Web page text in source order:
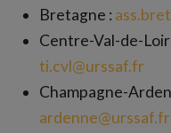
Bretagne :
Centre-Val-de-
ti.cvl@urssaf.fr
Champagne-
ardenne@urssaf.fr